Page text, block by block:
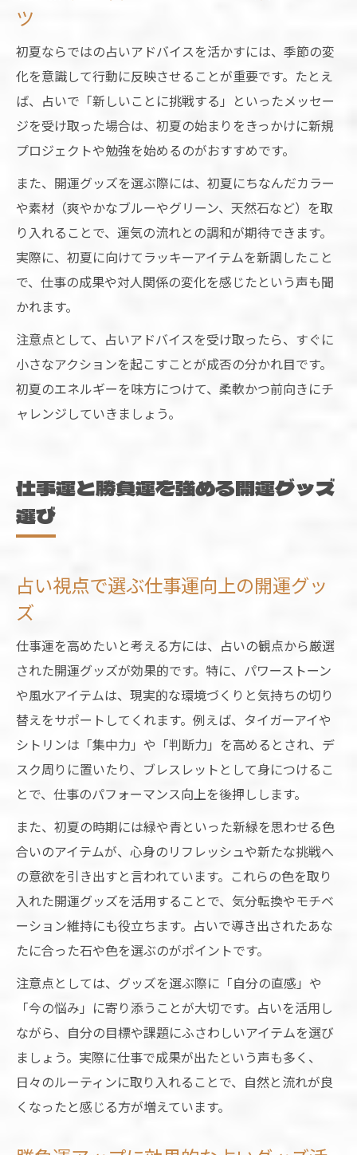
ツ
初夏ならではの占いアドバイスを活かすには、季節の変
化を意識して行動に反映させることが重要です。たとえ
ば、占いで「新しいことに挑戦する」といったメッセー
ジを受け取った場合は、初夏の始まりをきっかけに新規
プロジェクトや勉強を始めるのがおすすめです。
また、開運グッズを選ぶ際には、初夏にちなんだカラー
や素材（爽やかなブルーやグリーン、天然石など）を取
り入れることで、運気の流れとの調和が期待できます。
実際に、初夏に向けてラッキーアイテムを新調したこと
で、仕事の成果や対人関係の変化を感じたという声も聞
かれます。
注意点として、占いアドバイスを受け取ったら、すぐに
小さなアクションを起こすことが成否の分かれ目です。
初夏のエネルギーを味方につけて、柔軟かつ前向きにチ
ャレンジしていきましょう。
仕事運と勝負運を強める開運グッズ
選び
占い視点で選ぶ仕事運向上の開運グッ
ズ
仕事運を高めたいと考える方には、占いの観点から厳選
された開運グッズが効果的です。特に、パワーストーン
や風水アイテムは、現実的な環境づくりと気持ちの切り
替えをサポートしてくれます。例えば、タイガーアイや
シトリンは「集中力」や「判断力」を高めるとされ、デ
スク周りに置いたり、ブレスレットとして身につけるこ
とで、仕事のパフォーマンス向上を後押しします。
また、初夏の時期には緑や青といった新緑を思わせる色
合いのアイテムが、心身のリフレッシュや新たな挑戦へ
の意欲を引き出すと言われています。これらの色を取り
入れた開運グッズを活用することで、気分転換やモチベ
ーション維持にも役立ちます。占いで導き出されたあな
たに合った石や色を選ぶのがポイントです。
注意点としては、グッズを選ぶ際に「自分の直感」や
「今の悩み」に寄り添うことが大切です。占いを活用し
ながら、自分の目標や課題にふさわしいアイテムを選び
ましょう。実際に仕事で成果が出たという声も多く、
日々のルーティンに取り入れることで、自然と流れが良
くなったと感じる方が増えています。